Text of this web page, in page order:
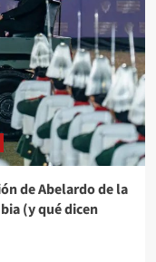
de Abelardo de la
(y qué dicen